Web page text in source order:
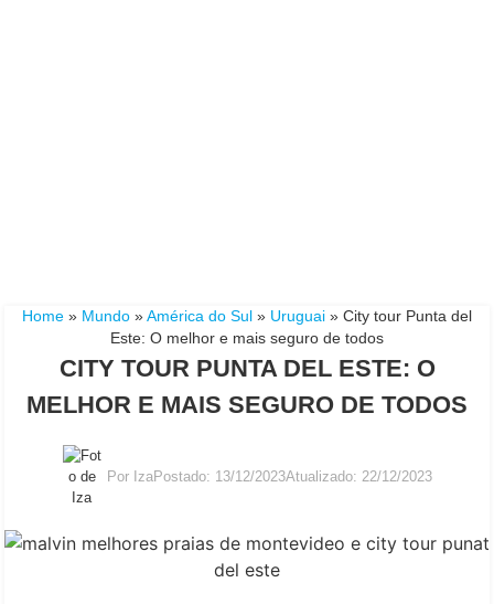
Home» Mundo» América do Sul » Uruguai» City tour Punta del
Este: O melhor e mais seguro de todos
CITY TOUR PUNTA DEL ESTE: O
MELHOR E MAIS SEGURO DE TODOS
PorIzaPostado: 13/12/2023Atualizado: 22/12/2023